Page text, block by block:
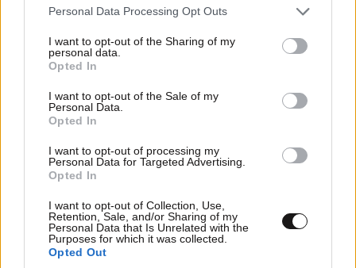
Please note that this website/app uses one or more Google
not limited to your visit or usage behaviour. You may click to
grant or deny consent to Google and its third-party tags to
use your data for below specified purposes in below Google
consent section.
Personal Data Processing Opt Outs
I want to opt-out of the Sharing of my
personal data.
Opted In
I want to opt-out of the Sale of my
Personal Data.
Opted In
I want to opt-out of processing my
Personal Data for Targeted Advertising.
Opted In
I want to opt-out of Collection, Use,
Retention, Sale, and/or Sharing of my
Personal Data that Is Unrelated with the
Purposes for which it was collected.
Opted Out